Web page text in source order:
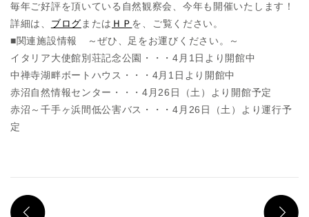
毎年ご好評を頂いている自然観察会、今年も開催いたします！
詳細は、 ブログ または ＨＰ を、ご覧ください。
■関連施設情報 ～ぜひ、足をお運びください。～
イタリア大使館別荘記念公園・・・4月1日より開館中
中禅寺湖畔ボートハウス・・・4月1日より開館中
赤沼自然情報センター・・・4月26日（土）より開館予定
赤沼～千手ヶ浜間低公害バス・・・4月26日（土）より運行予
定